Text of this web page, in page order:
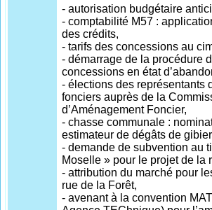
- autorisation budgétaire
- comptabilité M57 :
des crédits,
- tarifs des concessions au
- démarrage de la procédure
concessions en état
- élections des représentants
fonciers auprès de la
d’Aménagement Foncier,
- chasse communale :
estimateur de dégâts de
- demande de subvention au
Moselle » pour le projet de la
- attribution du marché pour
rue de la Forêt,
- avenant à la convention